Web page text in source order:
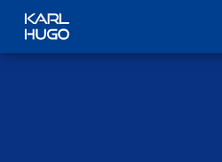
Karl Hugo